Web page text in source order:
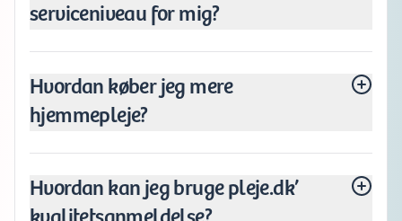
serviceniveau for mig?
Hvordan køber jeg mere
hjemmepleje?
Hvordan kan jeg bruge pleje.dk’